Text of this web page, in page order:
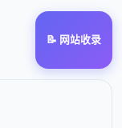
📝 网站收录